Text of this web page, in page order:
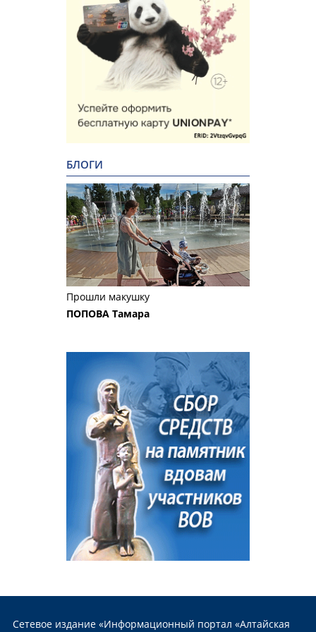
БЛОГИ
Прошли макушку
ПОПОВА Тамара
Сетевое издание «Информационный портал «Алтайская